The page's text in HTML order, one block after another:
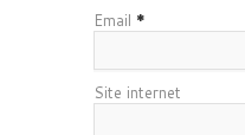
Email *
Site internet